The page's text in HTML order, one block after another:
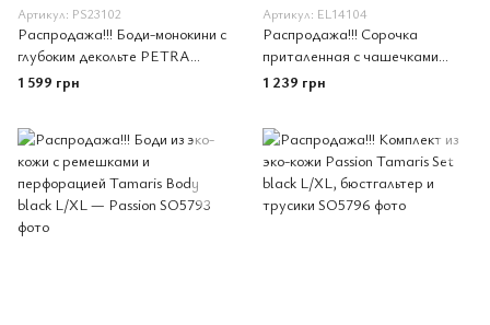
Артикул: PS23102
Распродажа!!! Боди-монокини с
глубоким декольте PETRA
BODY black XXL/XXXL —
Passion Exclusive
1 599 грн
Артикул: EL14104
Распродажа!!! Сорочка
приталенная с чашечками
WILMA CHEMISE white L/XL
- Passion, трусики
1 239 грн